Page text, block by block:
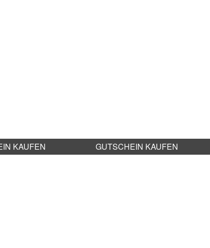
KAUFEN GUTSCHEIN KAUFEN